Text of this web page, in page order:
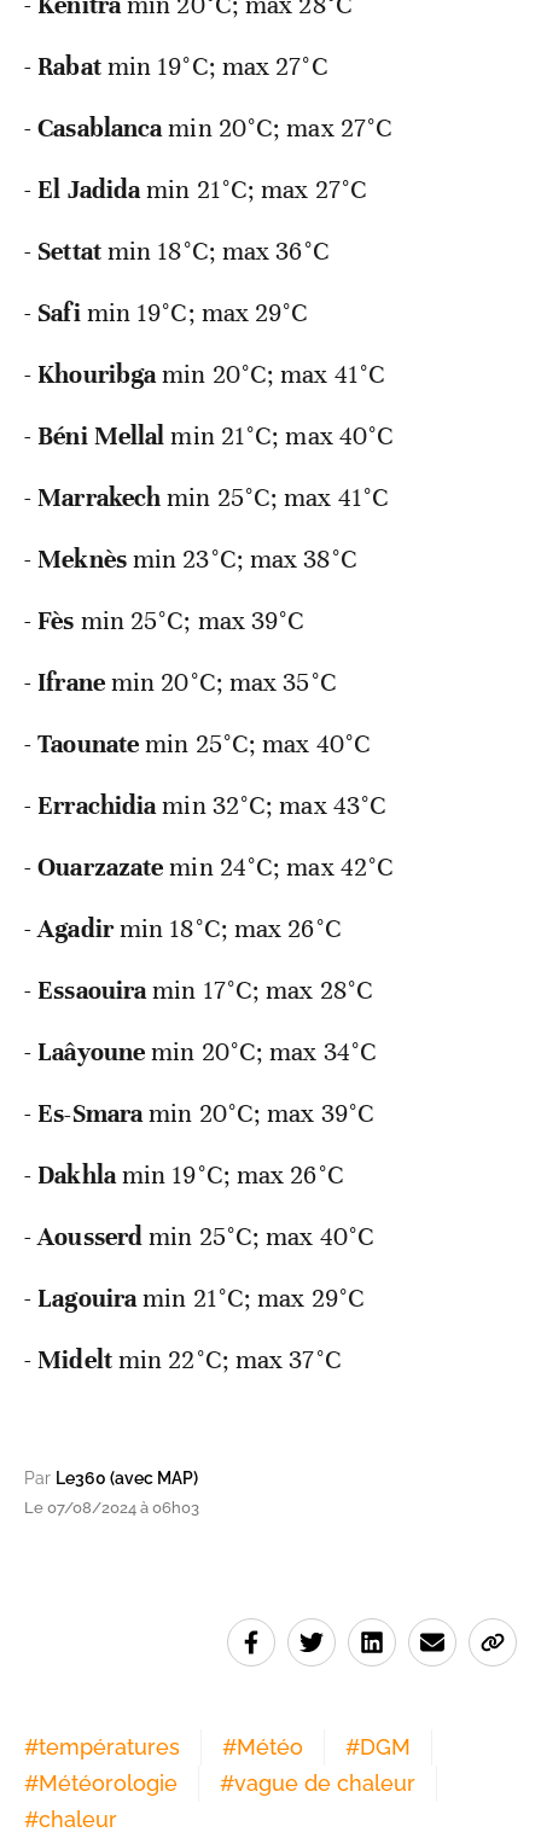
-Rabatmin 19°C; max 27°C
-Casablancamin 20°C; max 27°C
-El Jadidamin 21°C; max 27°C
- Settatmin 18°C; max 36°C
- Safimin 19°C; max 29°C
-Khouribgamin 20°C; max 41°C
-Béni Mellalmin 21°C; max 40°C
-Marrakechmin 25°C; max 41°C
-Meknèsmin 23°C; max 38°C
-Fès min 25°C; max 39°C
-Ifranemin 20°C; max 35°C
-Taounatemin 25°C; max 40°C
-Errachidiamin 32°C; max 43°C
-Ouarzazatemin 24°C; max 42°C
-Agadirmin 18°C; max 26°C
-Essaouiramin 17°C; max 28°C
-Laâyounemin 20°C; max 34°C
-Es-Smaramin 20°C; max 39°C
-Dakhlamin 19°C; max 26°C
-Aousserdmin 25°C; max 40°C
-Lagouiramin 21°C; max 29°C
-Mideltmin 22°C; max 37°C
Par Le360 (avec MAP)
Le 07/08/2024 à 06h03
#températures #Météo #DGM
#Météorologie #vague de chaleur
#chaleur